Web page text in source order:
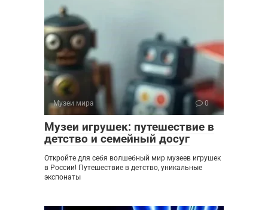
Музеи мира 0
Музеи игрушек: путешествие в
детство и семейный досуг
Откройте для себя волшебный мир музеев игрушек
в России! Путешествие в детство, уникальные
экспонаты